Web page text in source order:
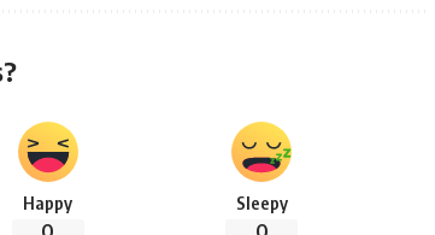
Happy Sleepy